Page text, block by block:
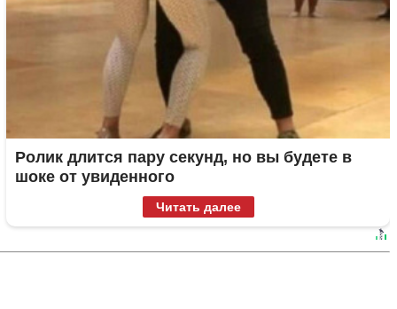
Ролик длится пару секунд, но вы будете в
шоке от увиденного
Читать далее